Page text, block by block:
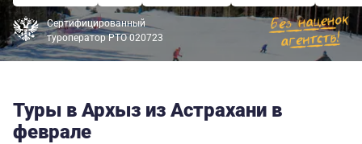
Сертифицированный
туроператор РТО 020723
Туры в Архыз из Астрахани в
феврале